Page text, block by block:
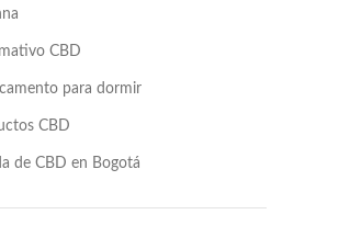
CBD
para dormir
CBD
de CBD en Bogotá